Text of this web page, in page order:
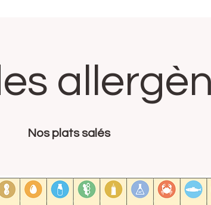
Nos plats salés